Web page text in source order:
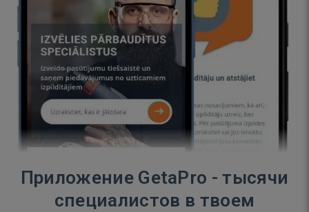
Приложение GetaPro - тысячи
специалистов в твоем